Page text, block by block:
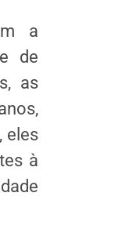
a
de
as
eles
à